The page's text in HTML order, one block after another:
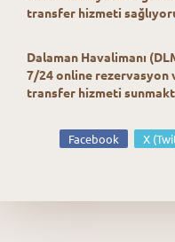
transfer hizmeti
Dalaman Havalimanı
7/24 online
transfer hizmeti
Facebook X